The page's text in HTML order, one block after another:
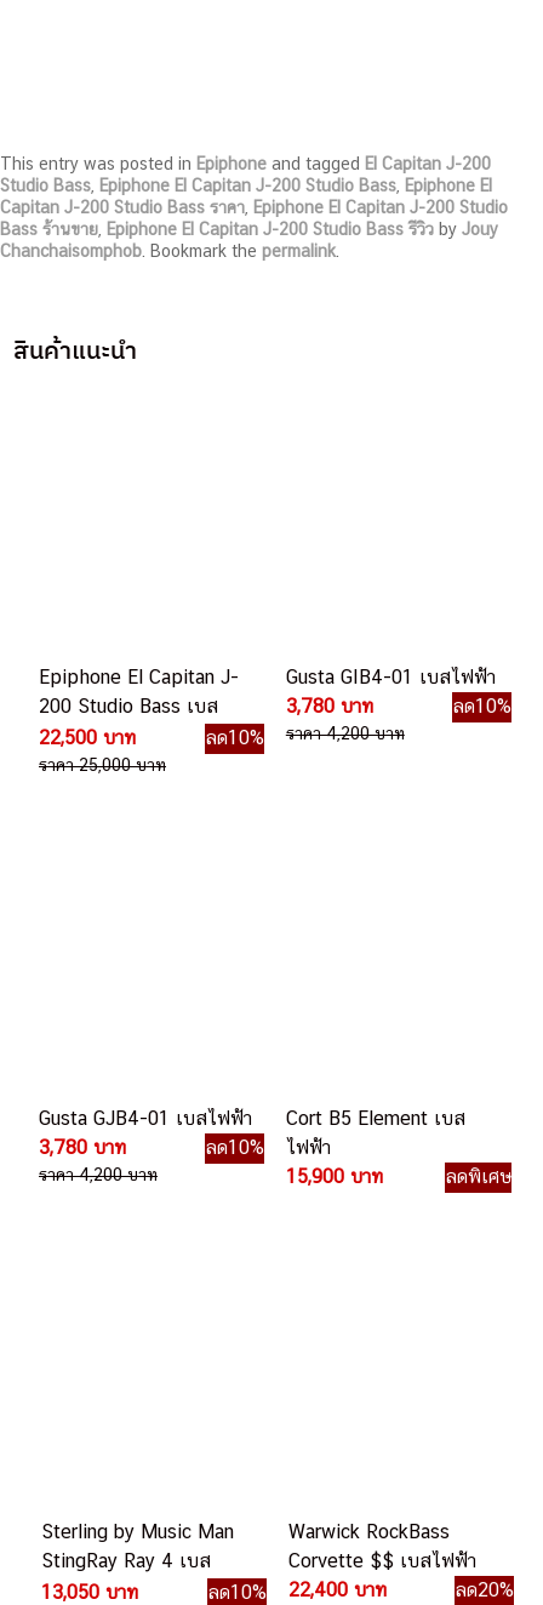
This entry was posted in Epiphone and tagged El Capitan J-200
Studio Bass Epiphone El Capitan J-200 Studio Bass Epiphone El
Capitan J-200 Studio Bass ราคา Epiphone El Capitan J-200 Studio
Bass ร้านขาย Epiphone El Capitan J-200 Studio Bass รีวิว by Jouy
Chanchaisomphob . Bookmark the permalink
สินค้าแนะนำ
Epiphone El Capitan J-
200 Studio Bass เบส
โปร่งไฟฟ้า
22,500 บาท ลด10%
ราคา 25,000 บาท
Gusta GIB4-01 เบสไฟฟ้า
3,780 บาท
ลด10%
ราคา 4,200 บาท
Gusta GJB4-01 เบสไฟฟ้า
3,780 บาท
ลด10%
ราคา 4,200 บาท
Cort B5 Element เบส
ไฟฟ้า
15,900 บาท
ลดพิเศษ
Sterling by Music Man
StingRay Ray 4 เบส
ไฟฟ้า
13,050 บาท ลด10%
Warwick RockBass
Corvette $$ เบสไฟฟ้า
22,400 บาท
ลด20%